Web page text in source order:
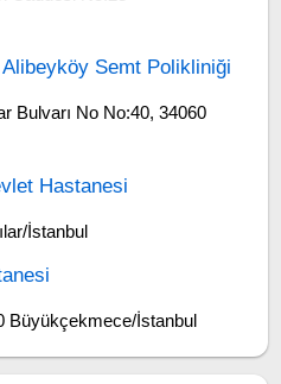
Semt Polikliniği
Bulvarı No No:40, 34060
Hastanesi
İstanbul
Büyükçekmece/İstanbul